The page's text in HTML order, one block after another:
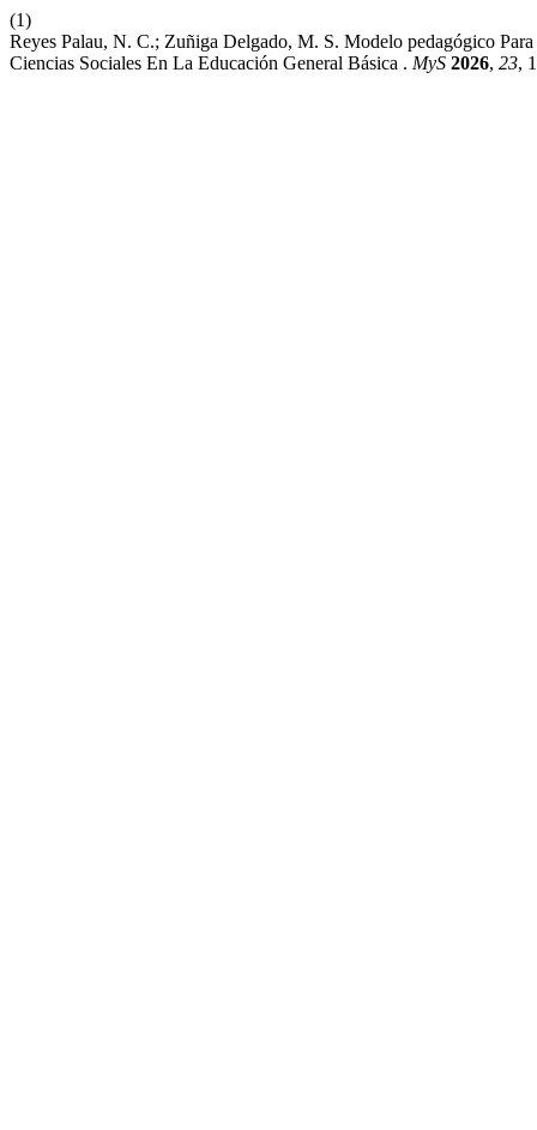
(1)
Reyes Palau, N. C.; Zuñiga Delgado, M. S. Modelo pedagógico
Ciencias Sociales En La Educación General Básica . MyS 2026, 23,